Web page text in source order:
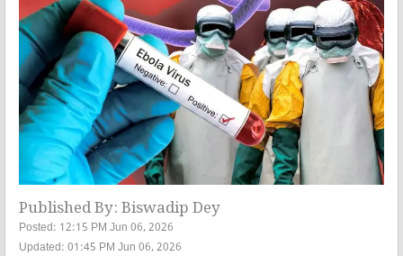
Published By: Biswadip Dey
Posted: 12:15 PM Jun 06, 2026
Updated: 01:45 PM Jun 06, 2026